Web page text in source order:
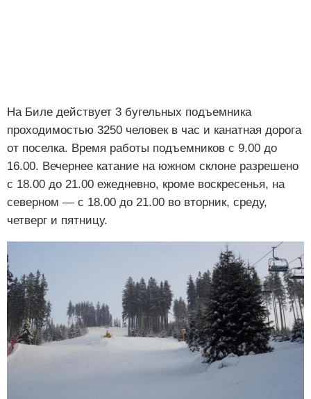
На Биле действует 3 бугельных подъемника
проходимостью 3250 человек в час и канатная дорога
от поселка. Время работы подъемников с 9.00 до
16.00. Вечернее катание на южном склоне разрешено
с 18.00 до 21.00 ежедневно, кроме воскресенья, на
северном — с 18.00 до 21.00 во вторник, среду,
четверг и пятницу.